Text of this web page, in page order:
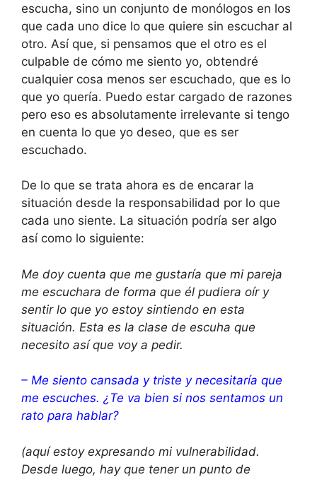
escucha, sino un conjunto de monólogos en los
que cada uno dice lo que quiere sin escuchar al
otro. Así que, si pensamos que el otro es el
culpable de cómo me siento yo, obtendré
cualquier cosa menos ser escuchado, que es lo
que yo quería. Puedo estar cargado de razones
pero eso es absolutamente irrelevante si tengo
en cuenta lo que yo deseo, que es ser
escuchado.
De lo que se trata ahora es de encarar la
situación desde la responsabilidad por lo que
cada uno siente. La situación podría ser algo
así como lo siguiente:
Me doy cuenta que me gustaría que mi pareja
me escuchara de forma que él pudiera oír y
sentir lo que yo estoy sintiendo en esta
situación. Esta es la clase de escuha que
necesito así que voy a pedir.
– Me siento cansada y triste y necesitaría que
me escuches. ¿Te va bien si nos sentamos un
rato para hablar?
(aquí estoy expresando mi vulnerabilidad.
Desde luego, hay que tener un punto de